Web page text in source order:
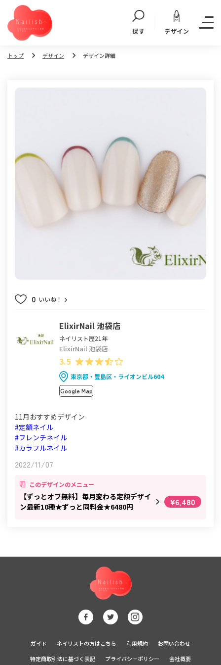
探す デザイン
トップ デザイン デザイン詳細
0 いいね！
ElixirNail 池袋店
ネイリスト歴21年
ElixirNail 池袋店
3.5
東京都・豊島区・ライオンビル604
Google Map
11月おすすめデザイン
#定額ネイル
#フレンチネイル
#カラフルネイル
2022/11/07
このデザインのメニュー
【ずっとオフ無料】毎月変わる定額デザイ
ン最新10種★ずっと同料金★6480円
¥6,480
ガイド ネイリストの方はこちら 利用規約
お問い合わせ
特定商取引法に基づく表記
プライバシーポリシー 会社概要